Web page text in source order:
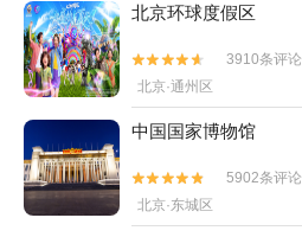
北京环球度假区


3910条评论
北京·通州区
中国国家博物馆


5902条评论
北京·东城区